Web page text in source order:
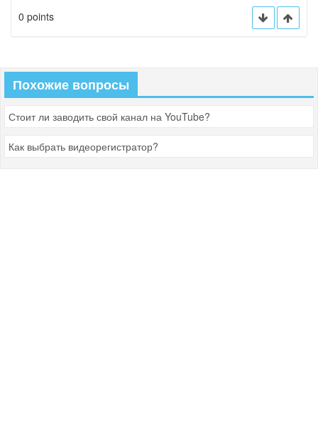
0 points
Похожие вопросы
Стоит ли заводить свой канал на YouTube?
Как выбрать видеорегистратор?